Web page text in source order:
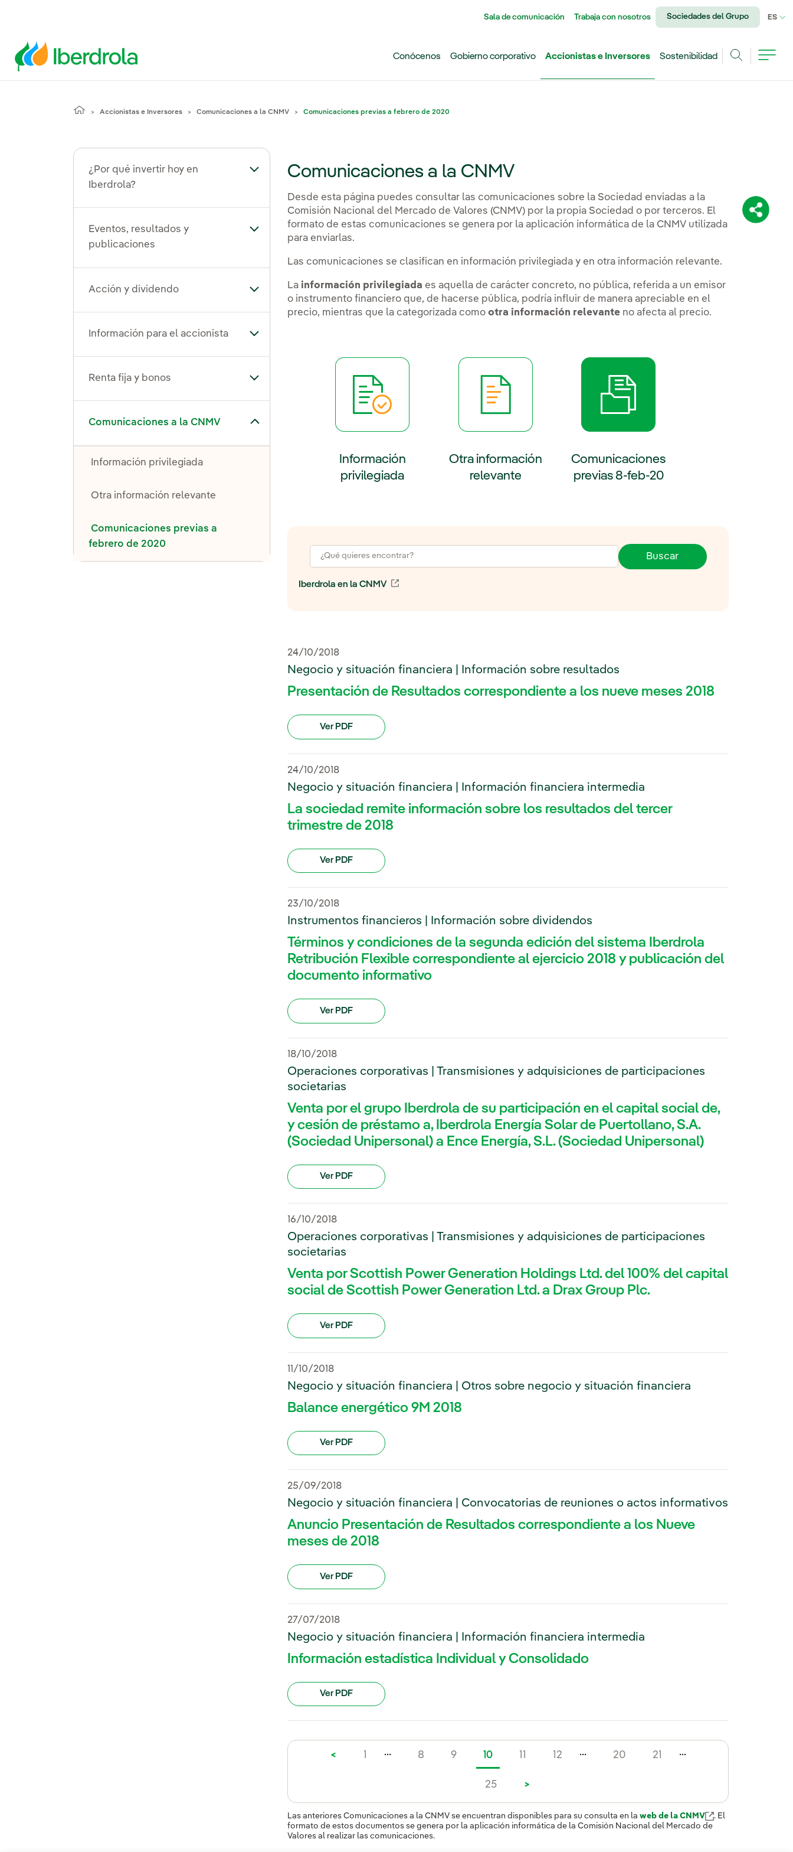
Sala de comunicación Trabaja con nosotros Sociedades del Grupo ES
Conócenos Gobierno corporativo Accionistas e Inversores
Sostenibilidad
Accionistas e Inversores Comunicaciones a la CNMV Comunicaciones previas a febrero de 2020
¿Por qué invertir hoy en
Iberdrola?
Alternar el submenú para ¿Por qué invertir hoy en Iberdrola?
Eventos, resultados y
publicaciones
Alternar el submenú para Eventos, resultados y publicaciones
Acción y dividendo Alternar el submenú para Acción y dividendo
Información para el accionista Alternar el submenú para Información para el accionista
Renta fija y bonos Alternar el submenú para Renta fija y bonos
Comunicaciones a la CNMV
Alternar el submenú para Comunicaciones a la CNMV
Información privilegiada
Otra información relevante
Comunicaciones previas a
febrero de 2020
Comunicaciones a la CNMV
Desde esta página puedes consultar las comunicaciones sobre la Sociedad enviadas a la
Comisión Nacional del Mercado de Valores (CNMV) por la propia Sociedad o por terceros. El
formato de estas comunicaciones se genera por la aplicación informática de la CNMV utilizada
para enviarlas.
Las comunicaciones se clasifican en información privilegiada y en otra información relevante.
La información privilegiada es aquella de carácter concreto, no pública, referida a un emisor
o instrumento financiero que, de hacerse pública, podría influir de manera apreciable en el
precio, mientras que la categorizada comootra información relevante no afecta al precio.
Información
privilegiada
Enlace externo, se abre en ventana nueva.
Otra información
relevante
Enlace externo, se abre en ventana nueva.
Comunicaciones
previas 8-feb-20
Buscar
Iberdrola en la CNMV
Enlace externo, se abre en ventana nueva.
24/10/2018
Negocio y situación financiera | Información sobre resultados
Presentación de Resultados correspondiente a los nueve meses 2018
Ver PDF
24/10/2018
Negocio y situación financiera | Información financiera intermedia
La sociedad remite información sobre los resultados del tercer
trimestre de 2018
Ver PDF
23/10/2018
Instrumentos financieros | Información sobre dividendos
Términos y condiciones de la segunda edición del sistema Iberdrola
Retribución Flexible correspondiente al ejercicio 2018 y publicación del
documento informativo
Ver PDF
18/10/2018
Operaciones corporativas | Transmisiones y adquisiciones de participaciones
societarias
Venta por el grupo Iberdrola de su participación en el capital social de,
y cesión de préstamo a, Iberdrola Energía Solar de Puertollano, S.A.
(Sociedad Unipersonal) a Ence Energía, S.L. (Sociedad Unipersonal)
Ver PDF
16/10/2018
Operaciones corporativas | Transmisiones y adquisiciones de participaciones
societarias
Venta por Scottish Power Generation Holdings Ltd. del 100% del capital
social de Scottish Power Generation Ltd. a Drax Group Plc.
Ver PDF
11/10/2018
Negocio y situación financiera | Otros sobre negocio y situación financiera
Balance energético 9M 2018
Ver PDF
25/09/2018
Negocio y situación financiera | Convocatorias de reuniones o actos informativos
Anuncio Presentación de Resultados correspondiente a los Nueve
meses de 2018
Ver PDF
27/07/2018
Negocio y situación financiera | Información financiera intermedia
Información estadística Individual y Consolidado
Ver PDF
< 1 ... 8 9 10 11 12 ... 20 21 ...
25 >
Las anteriores Comunicaciones a la CNMV se encuentran disponibles para su consulta en laweb de la CNMV
. El
formato de estos documentos se genera por la aplicación informática de la Comisión Nacional del Mercado de
Valores al realizar las comunicaciones.